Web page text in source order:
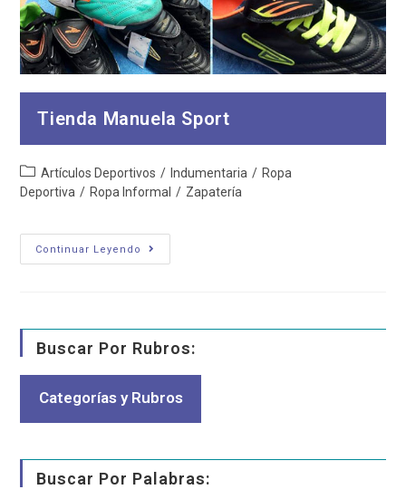
Tienda Manuela Sport
Categoría
de
Artículos Deportivos / Indumentaria / Ropa
Deportiva / Ropa Informal / Zapatería
Continuar Leyendo
Tienda
Manuela
Buscar Por Rubros:
Categorías y Rubros
Buscar Por Palabras: